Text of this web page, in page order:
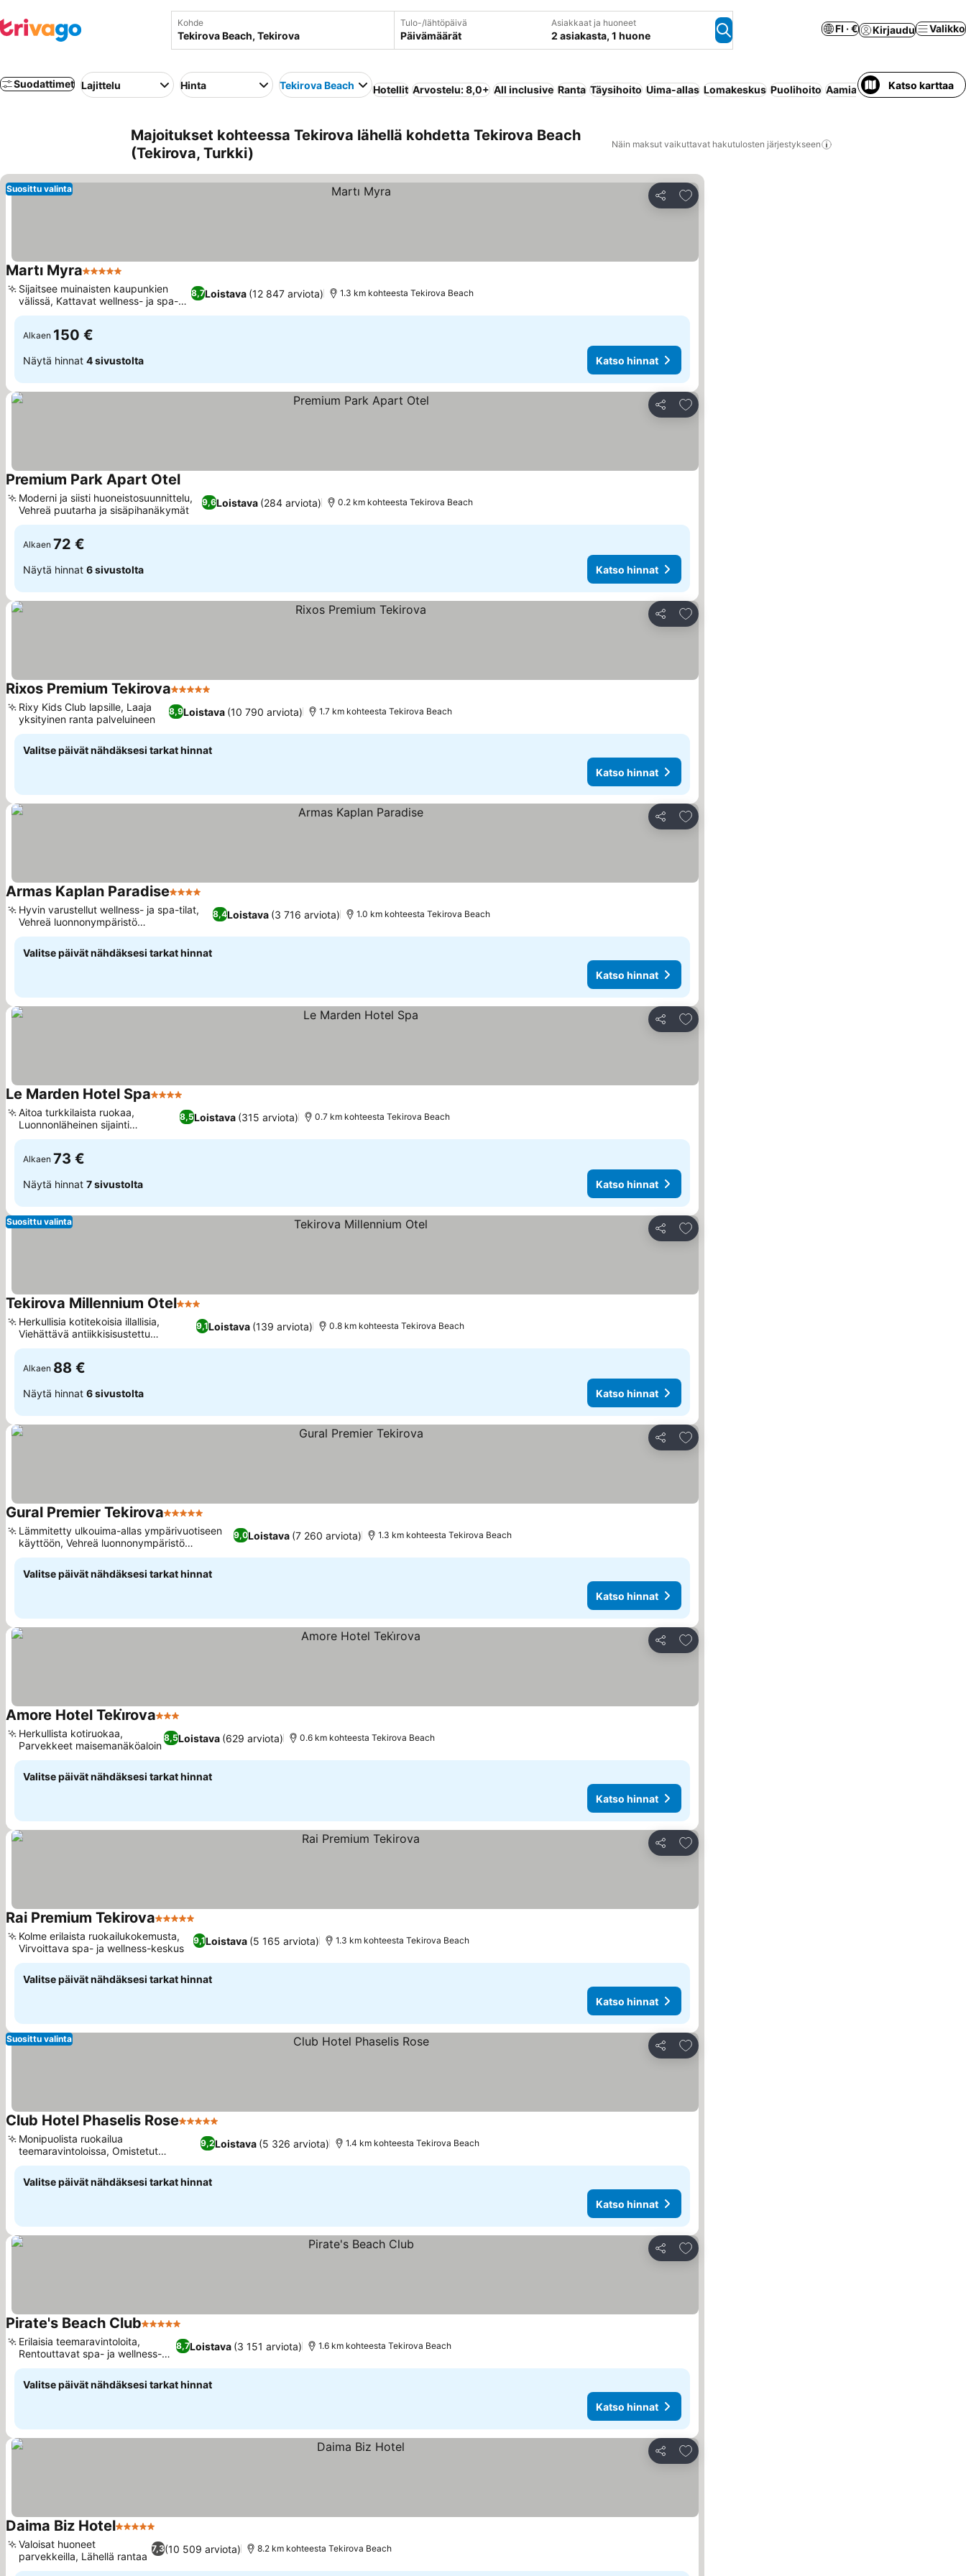
Kohde Tulo-/lähtöpäivä
Päivämäärät
Asiakkaat ja huoneet
2 asiakasta, 1 huone
FI · € Kirjaudu Valikko
Suodattimet Lajittelu Hinta Tekirova Beach Hotellit Arvostelu: 8,0+ All inclusive Ranta Täysihoito Uima-allas Lomakeskus Puolihoito Aamiainen sisältyy hintaan
Katso karttaa
Majoitukset kohteessa Tekirova lähellä kohdetta Tekirova Beach
(Tekirova, Turkki)
Näin maksut vaikuttavat hakutulosten järjestykseen
Jaa
Lisää suosikkeihin
Suosittu valinta
Martı Myra5 Tähtiluokitus
8,7Loistava (12 847 arviota)
Sijaitsee muinaisten kaupunkien
välissä, Kattavat wellness- ja spa-
tilat
1.3 km kohteesta Tekirova Beach
Alkaen 150 €
Näytä hinnat 4 sivustolta Katso hinnat
Jaa
Lisää suosikkeihin
Premium Park Apart Otel
9,6Loistava (284 arviota)
Moderni ja siisti huoneistosuunnittelu,
Vehreä puutarha ja sisäpihanäkymät
0.2 km kohteesta Tekirova Beach
Alkaen 72 €
Näytä hinnat 6 sivustolta Katso hinnat
Jaa
Lisää suosikkeihin
Rixos Premium Tekirova5 Tähtiluokitus
8,9Loistava (10 790 arviota)
Rixy Kids Club lapsille, Laaja
yksityinen ranta palveluineen
1.7 km kohteesta Tekirova Beach
Valitse päivät nähdäksesi tarkat hinnat
Katso hinnat
Jaa
Lisää suosikkeihin
Armas Kaplan Paradise4 Tähtiluokitus
8,4Loistava (3 716 arviota)
Hyvin varustellut wellness- ja spa-tilat,
Vehreä luonnonympäristö
vuoristonäkymillä
1.0 km kohteesta Tekirova Beach
Valitse päivät nähdäksesi tarkat hinnat
Katso hinnat
Jaa
Lisää suosikkeihin
Le Marden Hotel Spa4 Tähtiluokitus
8,5Loistava (315 arviota)
Aitoa turkkilaista ruokaa,
Luonnonläheinen sijainti
Tekirovassa
0.7 km kohteesta Tekirova Beach
Alkaen 73 €
Näytä hinnat 7 sivustolta Katso hinnat
Jaa
Lisää suosikkeihin
Suosittu valinta
Tekirova Millennium Otel3 Tähtiluokitus
9,1Loistava (139 arviota)
Herkullisia kotitekoisia illallisia,
Viehättävä antiikkisisustettu
ruokailutila
0.8 km kohteesta Tekirova Beach
Alkaen 88 €
Näytä hinnat 6 sivustolta Katso hinnat
Jaa
Lisää suosikkeihin
Gural Premier Tekirova5 Tähtiluokitus
9,0Loistava (7 260 arviota)
Lämmitetty ulkouima-allas ympärivuotiseen
käyttöön, Vehreä luonnonympäristö
vuoristonäkymillä
1.3 km kohteesta Tekirova Beach
Valitse päivät nähdäksesi tarkat hinnat
Katso hinnat
Jaa
Lisää suosikkeihin
Amore Hotel Teki̇rova3 Tähtiluokitus
8,5Loistava (629 arviota)
Herkullista kotiruokaa,
Parvekkeet maisemanäköaloin
0.6 km kohteesta Tekirova Beach
Valitse päivät nähdäksesi tarkat hinnat
Katso hinnat
Jaa
Lisää suosikkeihin
Rai Premium Tekirova5 Tähtiluokitus
9,1Loistava (5 165 arviota)
Kolme erilaista ruokailukokemusta,
Virvoittava spa- ja wellness-keskus
1.3 km kohteesta Tekirova Beach
Valitse päivät nähdäksesi tarkat hinnat
Katso hinnat
Jaa
Lisää suosikkeihin
Suosittu valinta
Club Hotel Phaselis Rose5 Tähtiluokitus
9,2Loistava (5 326 arviota)
Monipuolista ruokailua
teemaravintoloissa, Omistetut
kuntoilu- ja urheilutilat
1.4 km kohteesta Tekirova Beach
Valitse päivät nähdäksesi tarkat hinnat
Katso hinnat
Jaa
Lisää suosikkeihin
Pirate's Beach Club5 Tähtiluokitus
8,7Loistava (3 151 arviota)
Erilaisia teemaravintoloita,
Rentouttavat spa- ja wellness-
tilat
1.6 km kohteesta Tekirova Beach
Valitse päivät nähdäksesi tarkat hinnat
Katso hinnat
Jaa
Lisää suosikkeihin
Daima Biz Hotel5 Tähtiluokitus
7,3(10 509 arviota)
Valoisat huoneet
parvekkeilla, Lähellä rantaa
8.2 km kohteesta Tekirova Beach